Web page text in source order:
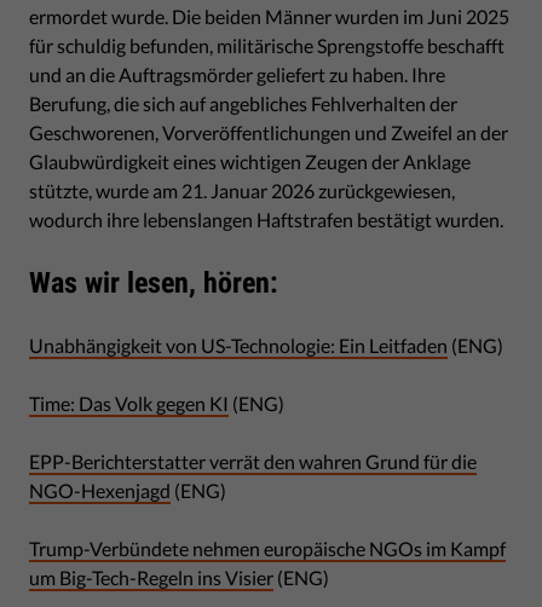
ermordet wurde. Die beiden Männer wurden im Juni 2025
für schuldig befunden, militärische Sprengstoffe beschafft
und an die Auftragsmörder geliefert zu haben. Ihre
Berufung, die sich auf angebliches Fehlverhalten der
Geschworenen, Vorveröffentlichungen und Zweifel an der
Glaubwürdigkeit eines wichtigen Zeugen der Anklage
stützte, wurde am 21. Januar 2026 zurückgewiesen,
wodurch ihre lebenslangen Haftstrafen bestätigt wurden.
Was wir lesen, hören:
Unabhängigkeit von US-Technologie: Ein Leitfaden (ENG)
Time: Das Volk gegen KI (ENG)
EPP-Berichterstatter verrät den wahren Grund für die
NGO-Hexenjagd (ENG)
Trump-Verbündete nehmen europäische NGOs im Kampf
um Big-Tech-Regeln ins Visier (ENG)